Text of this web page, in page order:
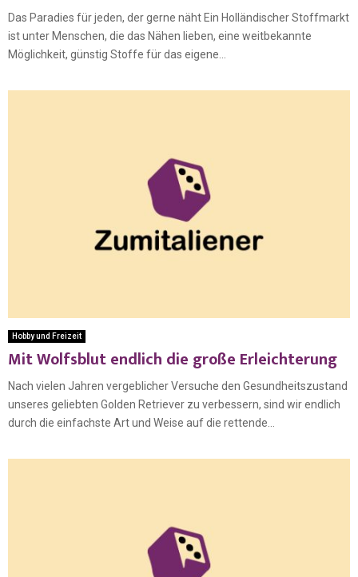
Das Paradies für jeden, der gerne näht Ein Holländischer Stoffmarkt
ist unter Menschen, die das Nähen lieben, eine weitbekannte
Möglichkeit, günstig Stoffe für das eigene...
Hobby und Freizeit
Mit Wolfsblut endlich die große Erleichterung
Nach vielen Jahren vergeblicher Versuche den Gesundheitszustand
unseres geliebten Golden Retriever zu verbessern, sind wir endlich
durch die einfachste Art und Weise auf die rettende...